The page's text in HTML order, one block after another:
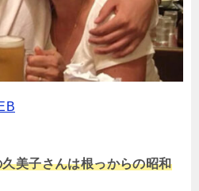
美子さんは根っからの昭和